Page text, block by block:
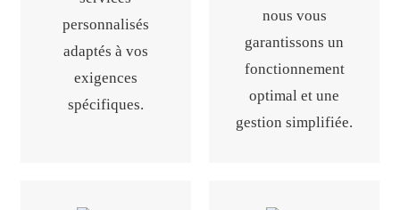
personnalisés
adaptés à vos
exigences
spécifiques.
nous vous
garantissons un
fonctionnement
optimal et une
gestion simplifiée.